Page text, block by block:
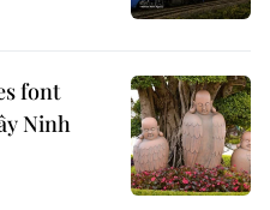
font
Ninh